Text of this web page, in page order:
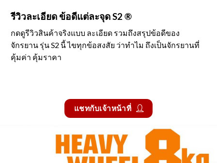
รีวิวละเอียด ข้อดีแต่ละจุด S2 ®
กดดูรีวิวสินค้าจริงแบบ ละเอียด รวมถึงสรุปข้อดีของ
จักรยาน รุ่น S2 นี้ ไขทุกข้อสงสัย ว่าทำไม ถึงเป็นจักรยานที่
คุ้มค่า คุ้มราคา
แชทกับเจ้าหน้าที่